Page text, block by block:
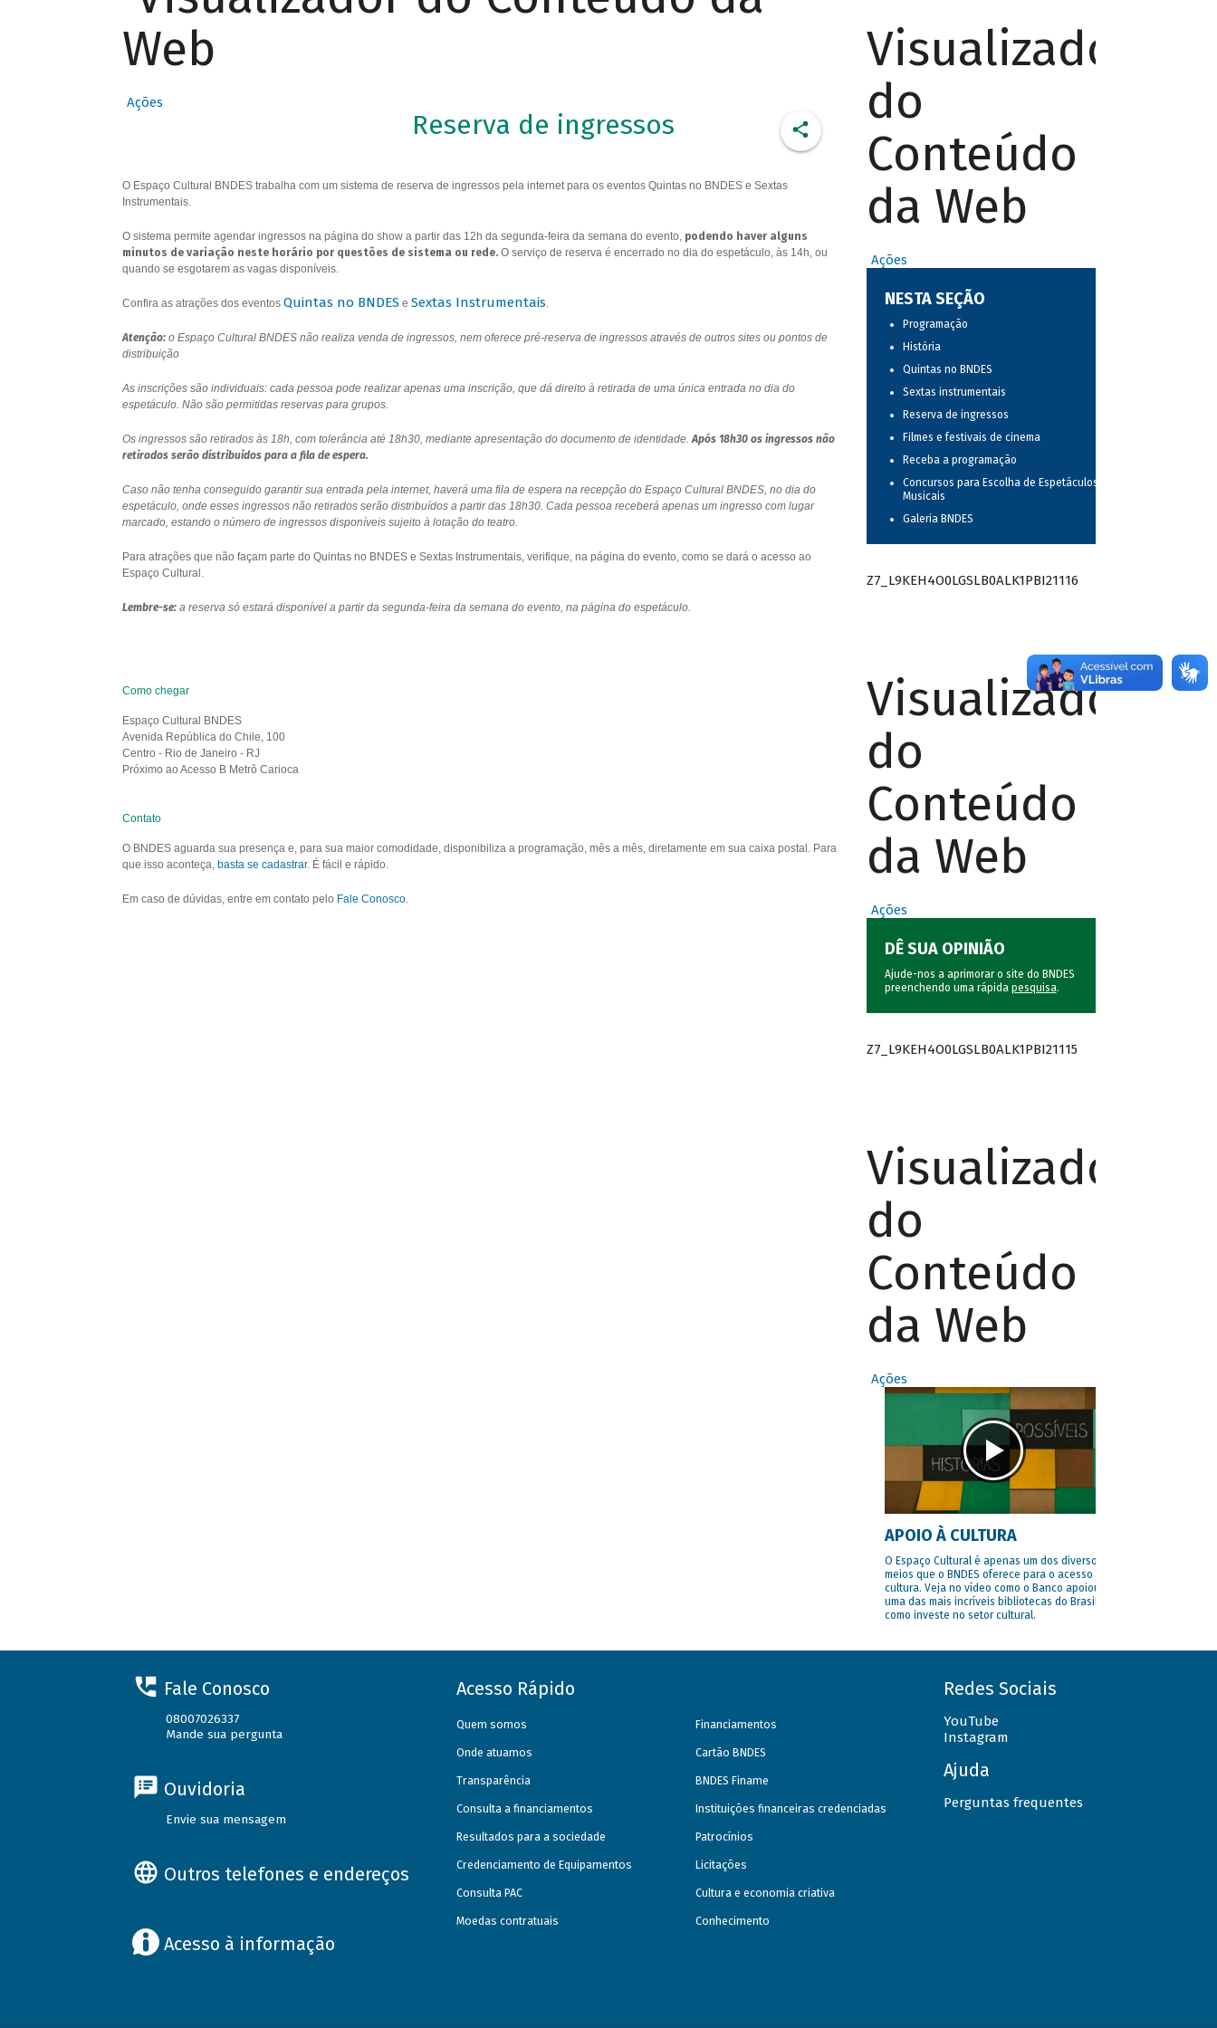
Web
Ações
Reserva de ingressos
O Espaço Cultural BNDES trabalha com um sistema de reserva de ingressos pela internet para os eventos Quintas no BNDES e Sextas
Instrumentais.
O sistema permite agendar ingressos na página do show a partir das 12h da segunda-feira da semana do evento, podendo haver alguns
minutos de variação neste horário por questões de sistema ou rede.O serviço de reserva é encerrado no dia do espetáculo, às 14h, ou
quando se esgotarem as vagas disponíveis.
Confira as atrações dos eventos Quintas no BNDES e Sextas Instrumentais.
Atenção:o Espaço Cultural BNDES não realiza venda de ingressos, nem oferece pré-reserva de ingressos através de outros sites ou pontos de
distribuição
As inscrições são individuais: cada pessoa pode realizar apenas uma inscrição, que dá direito à retirada de uma única entrada no dia do
espetáculo. Não são permitidas reservas para grupos.
Os ingressos são retirados às 18h, com tolerância até 18h30, mediante apresentação do documento de identidade.Após 18h30 os ingressos não
retirados serão distribuídos para a fila de espera.
Caso não tenha conseguido garantir sua entrada pela internet, haverá uma fila de espera na recepção do Espaço Cultural BNDES, no dia do
espetáculo, onde esses ingressos não retirados serão distribuídos a partir das 18h30. Cada pessoa receberá apenas um ingresso com lugar
marcado, estando o número de ingressos disponíveis sujeito à lotação do teatro.
Para atrações que não façam parte do Quintas no BNDES e Sextas Instrumentais, verifique, na página do evento, como se dará o acesso ao
Espaço Cultural.
Lembre-se:a reserva só estará disponível a partir da segunda-feira da semana do evento, na página do espetáculo.
Como chegar
Espaço Cultural BNDES
Avenida República do Chile, 100
Centro - Rio de Janeiro - RJ
Próximo ao Acesso B Metrô Carioca
Contato
O BNDES aguarda sua presença e, para sua maior comodidade, disponibiliza a programação, mês a mês, diretamente em sua caixa postal. Para
que isso aconteça, basta se cadastrar. É fácil e rápido.
Em caso de dúvidas, entre em contato pelo Fale Conosco.
Visualizador
do
Conteúdo
da Web
Ações
NESTA SEÇÃO
Programação
História
Quintas no BNDES
Sextas instrumentais
Reserva de ingressos
Filmes e festivais de cinema
Receba a programação
Concursos para Escolha de Espetáculos
Musicais
Galeria BNDES
Z7_L9KEH4O0LGSLB0ALK1PBI21116
Visualizador
do
Conteúdo
da Web
Ações
DÊ SUA OPINIÃO
Ajude-nos a aprimorar o site do BNDES
preenchendo uma rápida pesquisa.
Z7_L9KEH4O0LGSLB0ALK1PBI21115
Visualizador
do
Conteúdo
da Web
Ações
APOIO À CULTURA
O Espaço Cultural é apenas um dos diversos
meios que o BNDES oferece para o acesso à
cultura. Veja no vídeo como o Banco apoiou
uma das mais incríveis bibliotecas do Brasil e
como investe no setor cultural.
Fale Conosco
08007026337
Mande sua pergunta
Ouvidoria
Envie sua mensagem
Outros telefones e endereços
Acesso à informação
Acesso Rápido
Quem somos
Onde atuamos
Transparência
Consulta a financiamentos
Resultados para a sociedade
Credenciamento de Equipamentos
Consulta PAC
Moedas contratuais
Financiamentos
Cartão BNDES
BNDES Finame
Instituições financeiras credenciadas
Patrocínios
Licitações
Cultura e economia criativa
Conhecimento
Redes Sociais
YouTube
Instagram
Ajuda
Perguntas frequentes